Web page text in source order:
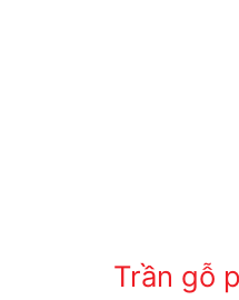
Trần gỗ